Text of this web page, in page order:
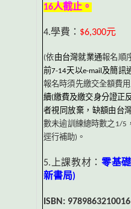
16人截止。
4.學費： $6,300元
(依 由台灣就業通報名順
前7-14天以e-mail 及簡訊
報名時須先繳交全額費用
續(繳費及繳交身分證正
者視同放棄，缺額由台
數未逾訓練總時數之 1/5
逕行補助) 。
5.上課教材： 零基
新書局)
ISBN: 9789863210016